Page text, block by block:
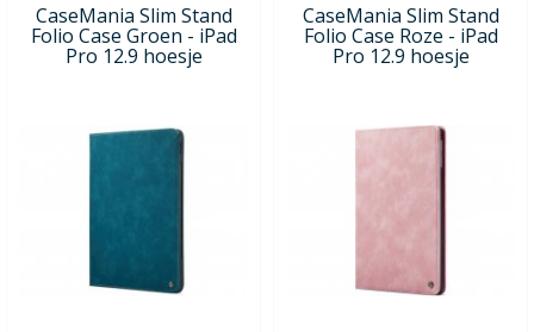
CaseMania Slim Stand
Folio Case Groen - iPad
Pro 12.9 hoesje
CaseMania Slim Stand
Folio Case Roze - iPad
Pro 12.9 hoesje